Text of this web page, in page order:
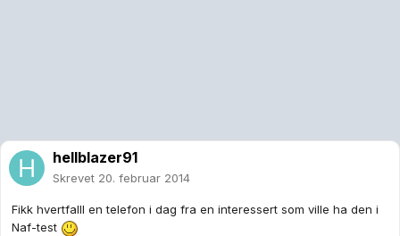
hellblazer91
Skrevet 20. februar 2014
Fikk hvertfalll en telefon i dag fra en interessert som ville ha den i
Naf-test